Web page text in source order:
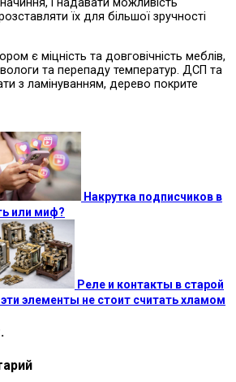
і надавати можливість
їх для більшої зручності
є міцність та довговічність меблів,
вологи та перепаду температур. ДСП та
з ламінуванням, дерево покрите
Накрутка подписчиков в
или миф?
Реле и контакты в старой
элементы не стоит считать хламом